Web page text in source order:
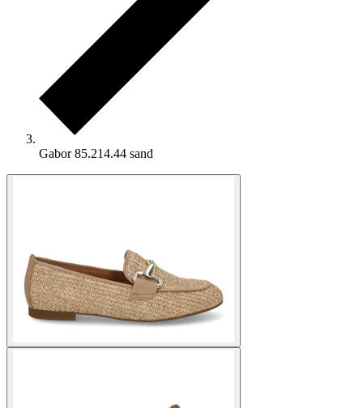
Gabor 85.214.44 sand